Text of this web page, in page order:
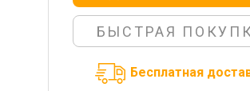
БЫСТРАЯ
Бесплатная